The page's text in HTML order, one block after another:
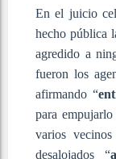
En el juicio
hecho pública
agredido a
fueron los
afirmando “
para
varios
desalojados “